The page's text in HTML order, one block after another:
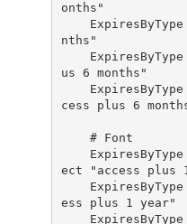
onths"
nths"
us 6 months"
cess plus 6
    #
ect "access plus
ess plus 1 year"